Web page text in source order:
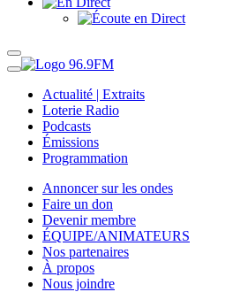
Actualité | Extraits
Loterie Radio
Podcasts
Émissions
Programmation
Annoncer sur les ondes
Faire un don
Devenir membre
ÉQUIPE/ANIMATEURS
Nos partenaires
À propos
Nous joindre